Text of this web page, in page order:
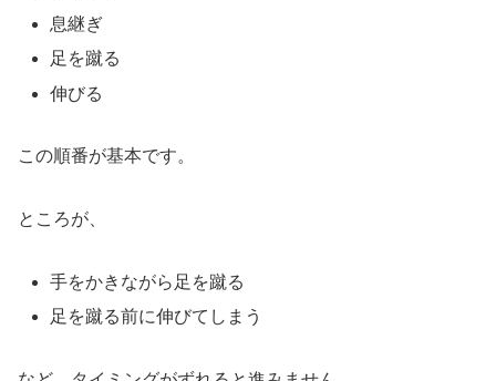
息継ぎ
足を蹴る
伸びる
この順番が基本です。
ところが、
手をかきながら足を蹴る
足を蹴る前に伸びてしまう